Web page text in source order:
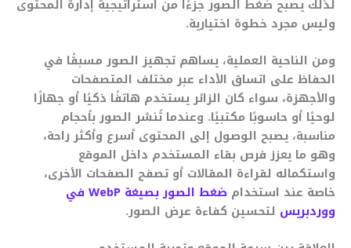
وليس مجرد خطوة اختيارية.
ومن الناحية العملية، يساهم تجهيز الصور مسبقًا في
الحفاظ على اتساق الأداء عبر مختلف المتصفحات
والأجهزة، سواء كان الزائر يستخدم هاتفًا ذكيًا أو جهازًا
لوحيًا أو حاسوبًا مكتبيًا. وعندما تُنشر الصور بأحجام
مناسبة، يصبح الوصول إلى المحتوى أسرع وأكثر راحة،
وهو ما يعزز فرص بقاء المستخدم داخل الموقع
واستكماله لقراءة المقالات أو تصفح الصفحات الأخرى،
خاصة عند استخدام
ضغط الصور بصيغة WebP في
ووردبريس لتحسين كفاءة عرض الصور.